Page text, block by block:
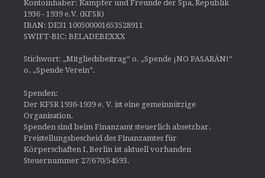
Kontoinhaber: Kämpfer und Freunde der Spa, Republik
1936 - 1939 e.V. (KFSR)
IBAN: DE31 100500001653528911
SWIFT-BIC: BELADEBEXXX
Stichwort: „Mitgliedsbeitrag“ o. „Spende ¡NO PASARÁN!“
o. „Spende Verein“.
Spenden:
Der KFSR 1936-1939 e. V. ist eine gemeinnützige
Organisation.
Spenden sind beim Finanzamt steuerlich absetzbar.
Freistellungsbescheid des Finanzamtes für
Körperschaften I, Berlin ist aktuell vorhanden
Steuernummer 27/670/54593.